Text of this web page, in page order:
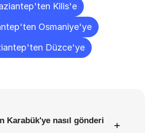
Kilis'e
Osmaniye'ye
Düzce'ye
Karabük'ye nasıl gönderi
+